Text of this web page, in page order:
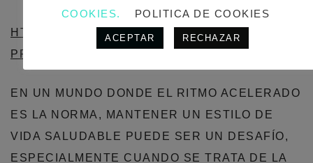
HTTPS://WWW.ENABAGS.ES/INDEX.PHP/
PRODUCTO/DEPORTE/
EN UN MUNDO DONDE EL RITMO ACELERADO
ES LA NORMA, MANTENER UN ESTILO DE
VIDA SALUDABLE PUEDE SER UN DESAFÍO,
ESPECIALMENTE CUANDO SE TRATA DE LA
COOKIES.
POLITICA DE COOKIES
ACEPTAR RECHAZAR